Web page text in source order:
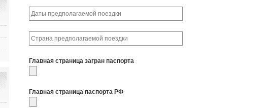
Главная страница загран паспорта
Главная страница паспорта РФ